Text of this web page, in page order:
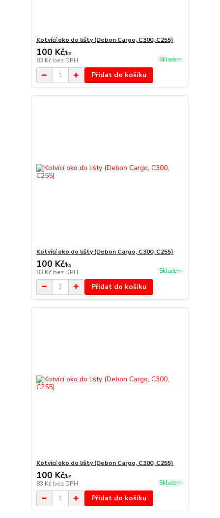
Kotvící oko do lišty (Debon Cargo, C300, C255)
100 Kč/ks
83 Kč bez DPH Skladem
Přidat do košíku
Kotvící oko do lišty (Debon Cargo, C300, C255)
100 Kč/ks
83 Kč bez DPH Skladem
Přidat do košíku
Kotvící oko do lišty (Debon Cargo, C300, C255)
100 Kč/ks
83 Kč bez DPH Skladem
Přidat do košíku